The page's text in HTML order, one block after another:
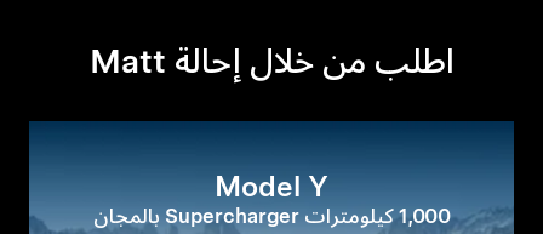
اطلب من خلال إحالة Matt
Model Y
1,000 كيلومترات Supercharger بالمجان